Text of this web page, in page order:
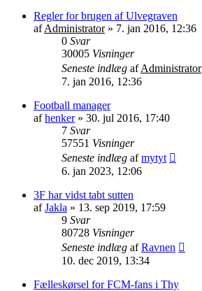
Regler for brugen af Ulvegraven
afAdministrator» 7. jan 2016, 12:36
0 Svar
30005 Visninger
Seneste indlæg afAdministrator
7. jan 2016, 12:36
Football manager
afhenker» 30. jul 2016, 17:40
7 Svar
57551 Visninger
Seneste indlæg afmytyt
6. jan 2023, 12:06
3F har vidst tabt sutten
afJakla » 13. sep 2019, 17:59
9 Svar
80728 Visninger
Seneste indlæg afRavnen
10. dec 2019, 13:34
Fælleskørsel for FCM-fans i Thy